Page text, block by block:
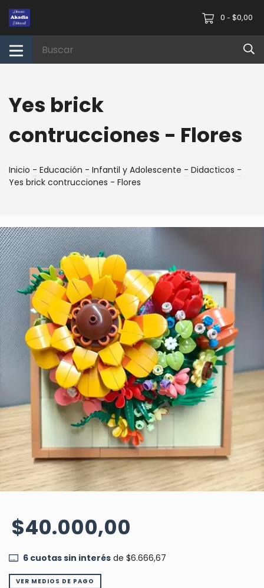
0 - $0,00
Yes brick
contrucciones - Flores
Inicio - Educación - Infantil y Adolescente - Didacticos -
Yes brick contrucciones - Flores
$40.000,00
6cuotas sin interésde $6.666,67
VER MEDIOS DE PAGO